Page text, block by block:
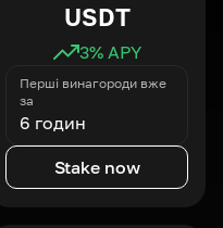
USDT
3% APY
Перші винагороди вже
за
6 годин
Stake now